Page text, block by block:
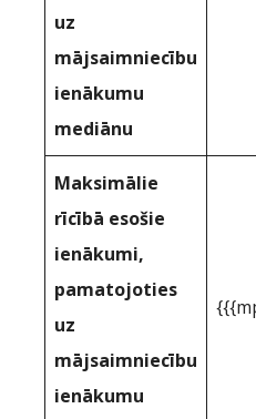
uz
mājsaimniecību
ienākumu
mediānu
Maksimālie
rīcībā esošie
ienākumi,
pamatojoties
uz
mājsaimniecību
ienākumu